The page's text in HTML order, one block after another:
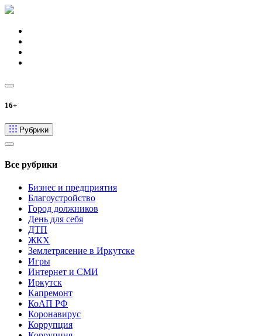
16+
Рубрики
Все рубрики
Бизнес и предприятия
Благоустройство
Город должников
День для себя
ДТП
ЖКХ
Землетрясение в Иркутске
Игры
Интернет и СМИ
Иркутск
Капремонт
КоАП РФ
Коронавирус
Коррупция